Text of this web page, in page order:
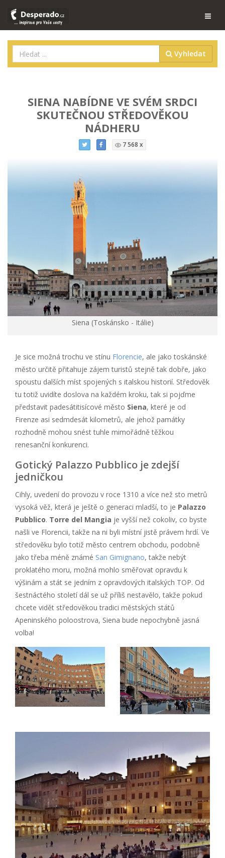
Vyhledat
SIENA NABÍDNE VE SVÉM SRDCI
SKUTEČNOU STŘEDOVĚKOU
NÁDHERU
7 568 x
Siena (Toskánsko - Itálie)
Je sice možná trochu ve stínu Florencie, ale jako toskánské
město určitě přitahuje zájem turistů stejně tak dobře, jako
spoustu dalších míst spojených s italskou historií. Středověk
tu totiž uvidíte doslova na každém kroku, tak si pojďme
představit padesátitisícové město Siena, které je od
Firenze asi sedmdesát kilometrů, ale jehož památky
rozhodně mohou snést tuhle mimořádně těžkou
renesanční konkurenci.
Gotický Palazzo Pubblico je zdejší
jedničkou
Cihly, uvedení do provozu v roce 1310 a více než sto metrů
vysoká věž, která je ještě o generaci mladší, to je Palazzo
Pubblico. Torre del Mangia je vyšší než cokoliv, co byste
našli ve Florencii, takže na ni byli místní jistě právem hrdí. Ve
středověku bylo totiž město centrem obchodu, podobně
jako třeba méně známé San Gimignano, takže nebýt
proklatého moru, možná mohlo směřovat opravdu k
výšinám a stát se jedním z opravdových italských TOP. Od
šestnáctého století dál se už příliš nestavělo, takže pokud
chcete vidět středověkou tradici městských států
Apeninského poloostrova, Siena bude nepochybně jasná
volba!